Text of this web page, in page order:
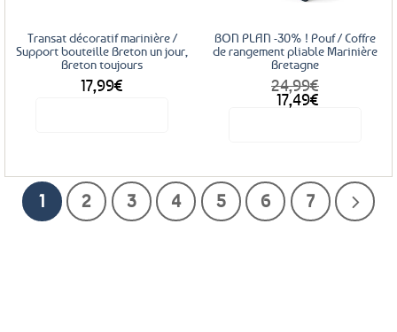
Transat décoratif marinière /
Support bouteille Breton un jour,
Breton toujours
17,99€
BON PLAN -30% ! Pouf / Coffre
de rangement pliable Marinière
Bretagne
24,99€
Le
prix
17,49€
Le
prix
1 2 3 4 5 6 7